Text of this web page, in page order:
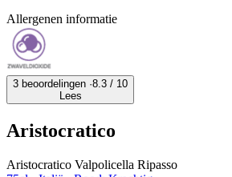
Allergenen informatie
3 beoordelingen ·8.3 / 10
Lees
Aristocratico
Aristocratico Valpolicella Ripasso